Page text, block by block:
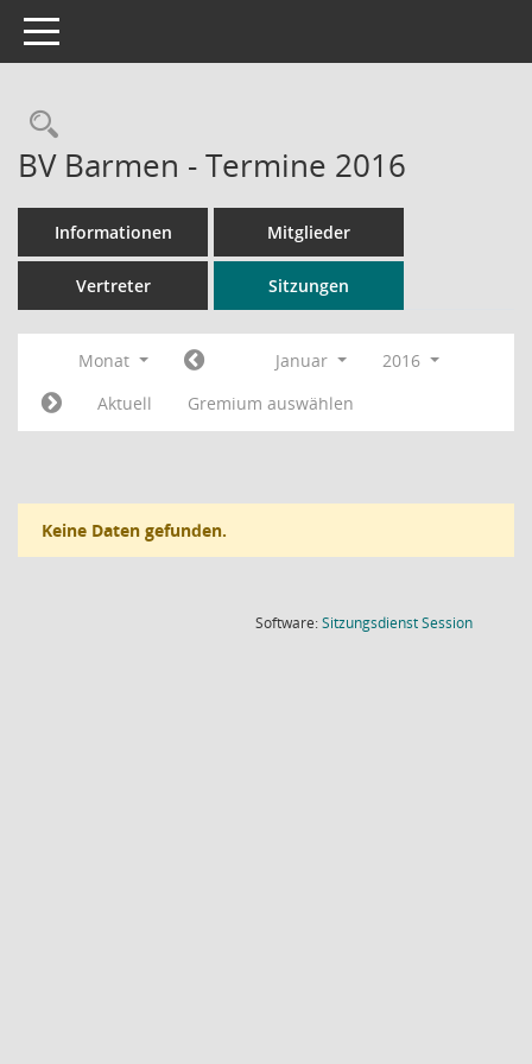
Toggle navigation
Rechercheauswahl
BV Barmen - Termine 2016
Informationen Mitglieder
Vertreter Sitzungen
Monat Januar
2016
Aktuell
Gremium auswählen
Keine Daten gefunden.
Software:SitzungsdienstSession(Wird in